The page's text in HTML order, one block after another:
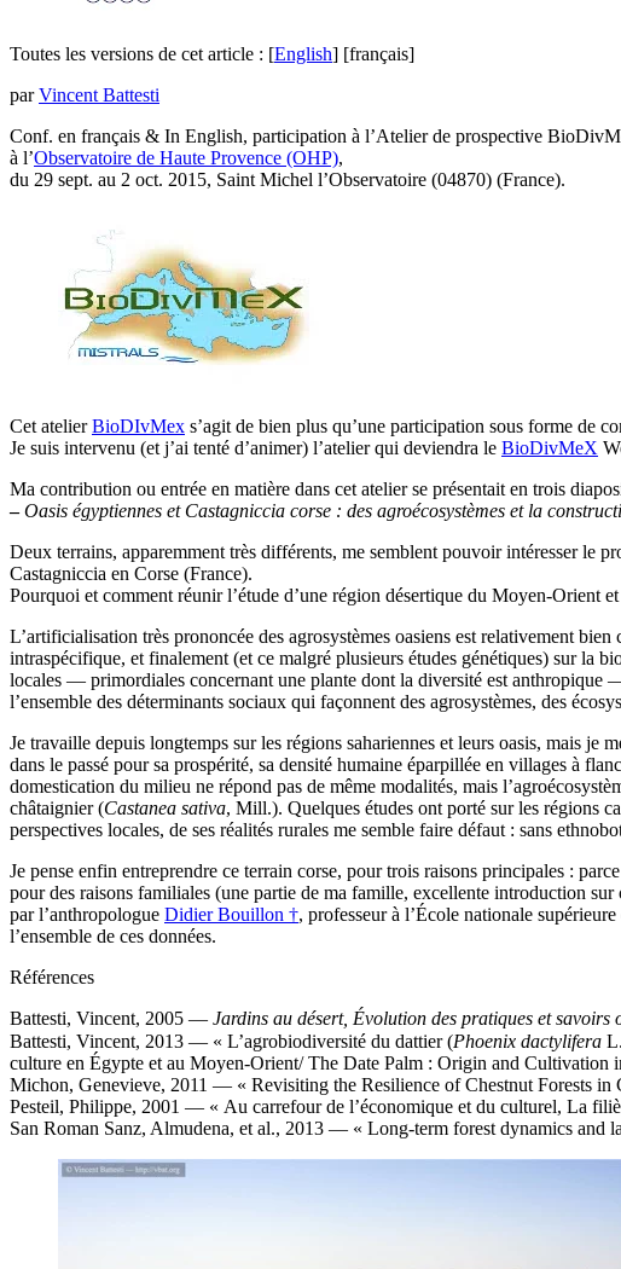
Toutes les versions de cet article : [English] [français]
parVincent Battesti
Conf. en français & In English, participation à l’Atelier de prospective
à l’Observatoire de Haute Provence (OHP),
du 29 sept. au 2 oct. 2015, Saint Michel l’Observatoire (04870) (France).
Cet atelierBioDIvMex s’agit de bien plus qu’une participation sous forme de
Je suis intervenu (et j’ai tenté d’animer) l’atelier qui deviendra le BioDivMeX
Ma contribution ou entrée en matière dans cet atelier se présentait en trois
– Oasis égyptiennes et Castagniccia corse : des agroécosystèmes et la
Deux terrains, apparemment très différents, me semblent pouvoir intéresser le
Castagniccia en Corse (France).
Pourquoi et comment réunir l’étude d’une région désertique du Moyen-Orient
L’artificialisation très prononcée des agrosystèmes oasiens est relativement bien
intraspécifique, et finalement (et ce malgré plusieurs études génétiques) sur la
locales — primordiales concernant une plante dont la diversité est anthropique
l’ensemble des déterminants sociaux qui façonnent des agrosystèmes, des
Je travaille depuis longtemps sur les régions sahariennes et leurs oasis, mais je
dans le passé pour sa prospérité, sa densité humaine éparpillée en villages à
domestication du milieu ne répond pas de même modalités, mais
châtaignier (Castanea sativa, Mill.). Quelques études ont porté sur les régions
perspectives locales, de ses réalités rurales me semble faire défaut : sans
Je pense enfin entreprendre ce terrain corse, pour trois raisons principales :
pour des raisons familiales (une partie de ma famille, excellente introduction
par l’anthropologue Didier Bouillon †, professeur à l’École nationale
l’ensemble de ces données.
Références
Battesti, Vincent, 2005 — Jardins au désert, Évolution des pratiques et savoirs
Battesti, Vincent, 2013 — « L’agrobiodiversité du dattier (Phoenix dactylifera
culture en Égypte et au Moyen-Orient/ The Date Palm : Origin and Cultivation
Michon, Genevieve, 2011 — « Revisiting the Resilience of Chestnut Forests
Pesteil, Philippe, 2001 — « Au carrefour de l’économique et du culturel, La
San Roman Sanz, Almudena, et al., 2013 — « Long-term forest dynamics and